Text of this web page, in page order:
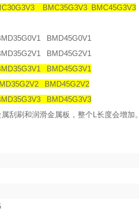
BMC35G3V3 BMC45G3V3
BMD45G0V1
BMD45G2V1
BMD45G3V1
BMD45G2V2
BMD45G3V3
刮刷和润滑金属板，整个L长度会增加。